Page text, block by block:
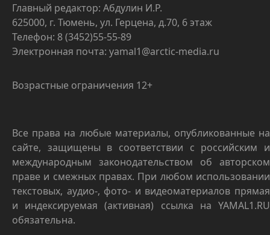
Главный редактор: Абдулин И.Р.
625000, г. Тюмень, ул. Герцена, д.70, 6 этаж
Телефон: 8 (3452)55-55-89
Электронная почта: yamal1@arctic-media.ru
Возрастные ограничения 12+
Все права на любые материалы, опубликованные на
сайте, защищены в соответствии с российским и
международным законодательством об авторском
праве и смежных правах. При любом использовании
текстовых, аудио-, фото- и видеоматериалов прямая
и индексируемая (активная) ссылка на YAMAL1.RU
обязательна.